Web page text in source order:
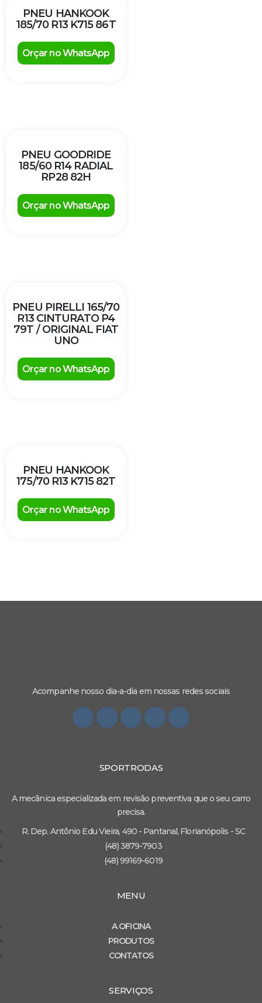
PNEU HANKOOK
185/70 R13 K715 86T
Orçar no WhatsApp
PNEU GOODRIDE
185/60 R14 RADIAL
RP28 82H
Orçar no WhatsApp
PNEU PIRELLI 165/70
R13 CINTURATO P4
79T / ORIGINAL FIAT
UNO
Orçar no WhatsApp
PNEU HANKOOK
175/70 R13 K715 82T
Orçar no WhatsApp
Acompanhe nosso dia-a-dia em nossas redes sociais
SPORTRODAS
A mecânica especializada em revisão preventiva que o seu carro
precisa.
R. Dep. Antônio Edu Vieira, 490 - Pantanal, Florianópolis - SC
(48) 3879-7903
(48) 99169-6019
MENU
A OFICINA
PRODUTOS
CONTATOS
SERVIÇOS